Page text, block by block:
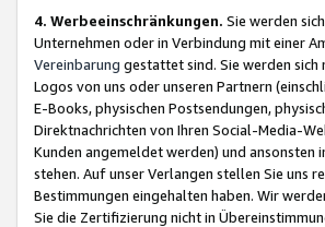
4. Werbeeinschränkungen. Sie werden
Unternehmen oder in Verbindung mit einer
Vereinbarung gestattet sind. Sie werden
Logos von uns oder unseren Partnern
E-Books, physischen Postsendungen,
Direktnachrichten von Ihren Social-Media-
Kunden angemeldet werden) und
stehen. Auf unser Verlangen stellen Sie uns
Bestimmungen eingehalten haben. Wir
Sie die Zertifizierung nicht in